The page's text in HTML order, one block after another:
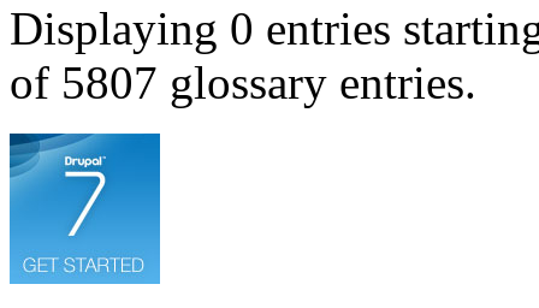
Displaying 0 entries
of 5807 glossary entries.